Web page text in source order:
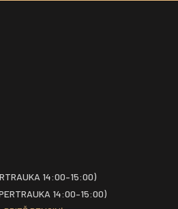
14:00–15:00)
14:00–15:00)